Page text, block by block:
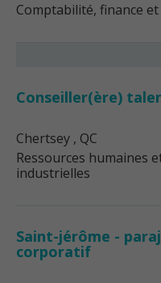
Comptabilité, finance
Conseiller(ère)
Chertsey , QC
Ressources humaines
industrielles
Saint-jérôme -
corporatif